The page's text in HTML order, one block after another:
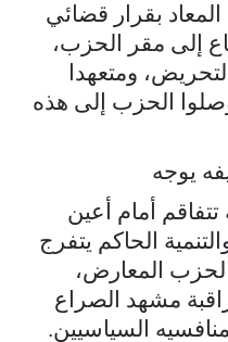
بقرار قضائي
إلى مقر الحزب،
ومتعهدا
الحزب إلى هذه
يوجه
أمام أعين
الحاكم يتفرج
المعارض،
مشهد الصراع
السياسيين.